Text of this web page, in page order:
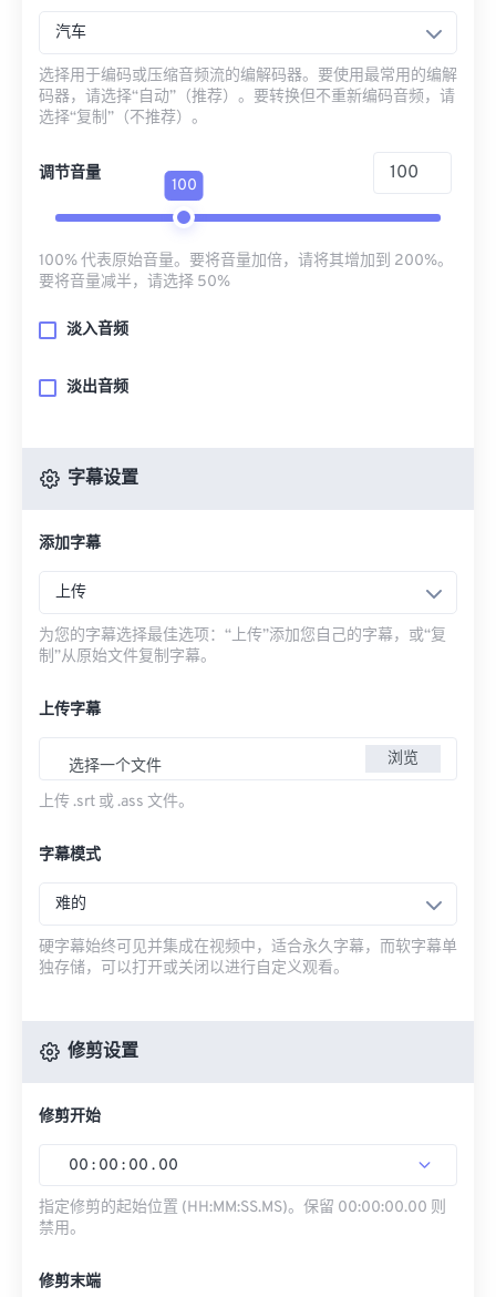
汽车
选择用于编码或压缩音频流的编解码器。要使用最常用的编解
码器，请选择“自动”（推荐）。要转换但不重新编码音频，请
选择“复制”（不推荐）。
调节音量
100
100% 代表原始音量。要将音量加倍，请将其增加到 200%。
要将音量减半，请选择 50%
淡入音频
淡出音频
字幕设置
添加字幕
上传
为您的字幕选择最佳选项：“上传”添加您自己的字幕，或“复
制”从原始文件复制字幕。
上传字幕
选择一个文件 浏览
上传 .srt 或 .ass 文件。
字幕模式
难的
硬字幕始终可见并集成在视频中，适合永久字幕，而软字幕单
独存储，可以打开或关闭以进行自定义观看。
修剪设置
修剪开始
00 : 00 : 00 . 00
指定修剪的起始位置 (HH:MM:SS.MS)。保留 00:00:00.00 则
禁用。
修剪末端